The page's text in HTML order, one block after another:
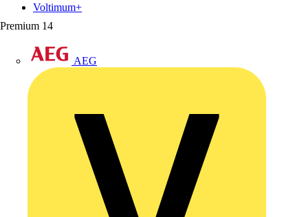
Premium 14
AEG
Voltimum+